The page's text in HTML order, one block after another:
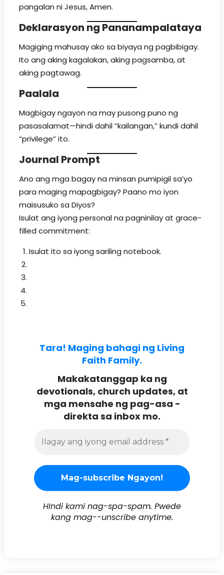
pangalan ni Jesus, Amen.
Deklarasyon ng Pananampalataya
Magiging mahusay ako sa biyaya ng pagbibigay.
Ito ang aking kagalakan, aking pagsamba, at
aking pagtawag.
Paalala
Magbigay ngayon na may pusong puno ng
pasasalamat—hindi dahil “kailangan,” kundi dahil
“privilege” ito.
Journal Prompt
Ano ang mga bagay na minsan pumipigil sa’yo
para maging mapagbigay? Paano mo iyon
maisusuko sa Diyos?
Isulat ang iyong personal na pagninilay at grace-
filled commitment:
Isulat ito sa iyong sariling notebook.
Tara! Maging bahagi ng Living
Faith Family.
Makakatanggap ka ng
devotionals, church updates, at
mga mensahe ng pag-asa -
direkta sa inbox mo.
HIndi kami nag-spa-spam. Pwede
kang mag--unscribe anytime.